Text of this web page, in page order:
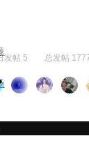
发帖 5 总发帖